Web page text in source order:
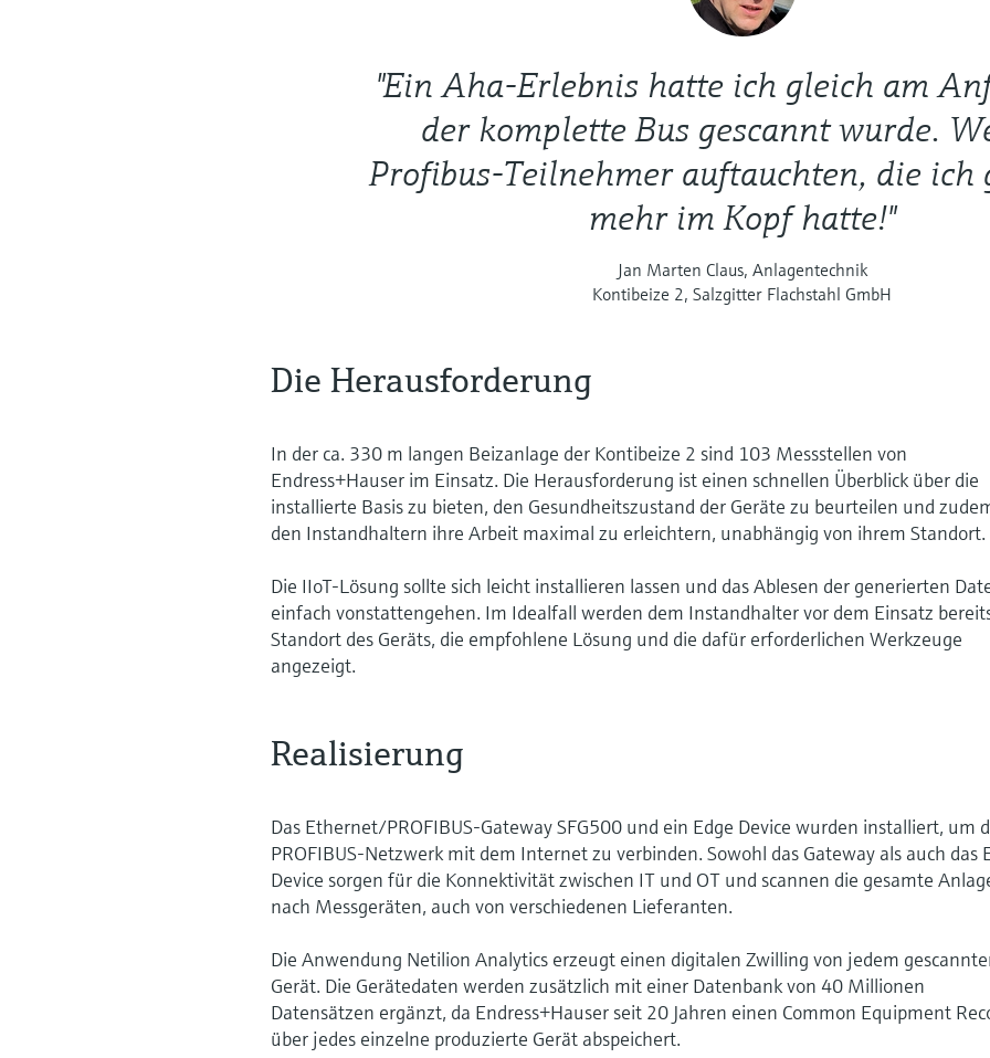
"Ein Aha-Erlebnis hatte ich gleich am
der komplette Bus gescannt wurde.
Profibus-Teilnehmer auftauchten, die ich
mehr im Kopf hatte!"
Jan Marten Claus, Anlagentechnik
Kontibeize 2, Salzgitter Flachstahl GmbH
Die Herausforderung
In der ca. 330 m langen Beizanlage der Kontibeize 2 sind 103 Messstellen von
Endress+Hauser im Einsatz. Die Herausforderung ist einen schnellen Überblick über die
installierte Basis zu bieten, den Gesundheitszustand der Geräte zu beurteilen und
den Instandhaltern ihre Arbeit maximal zu erleichtern, unabhängig von ihrem Standort.
Die IIoT-Lösung sollte sich leicht installieren lassen und das Ablesen der generierten
einfach vonstattengehen. Im Idealfall werden dem Instandhalter vor dem Einsatz
Standort des Geräts, die empfohlene Lösung und die dafür erforderlichen Werkzeuge
angezeigt.
Realisierung
Das Ethernet/PROFIBUS-Gateway SFG500 und ein Edge Device wurden installiert, um
PROFIBUS-Netzwerk mit dem Internet zu verbinden. Sowohl das Gateway als auch das
Device sorgen für die Konnektivität zwischen IT und OT und scannen die gesamte
nach Messgeräten, auch von verschiedenen Lieferanten.
Die Anwendung Netilion Analytics erzeugt einen digitalen Zwilling von jedem
Gerät. Die Gerätedaten werden zusätzlich mit einer Datenbank von 40 Millionen
Datensätzen ergänzt, da Endress+Hauser seit 20 Jahren einen Common Equipment
über jedes einzelne produzierte Gerät abspeichert.